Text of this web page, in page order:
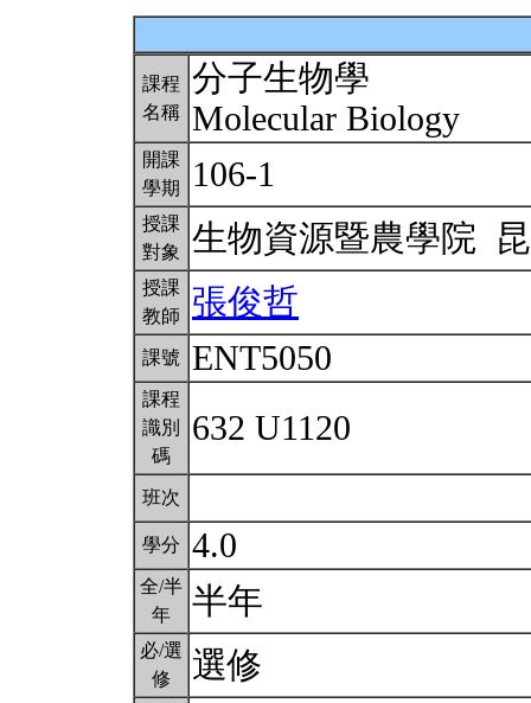
課程
名稱
分子生物學
Molecular Biology
開課
學期
106-1
授課
對象
生物資源暨農學院
授課
教師
張俊哲
課號 ENT5050
課程
識別
碼
632 U1120
班次
學分 4.0
全/半
年
半年
必/選
修
選修